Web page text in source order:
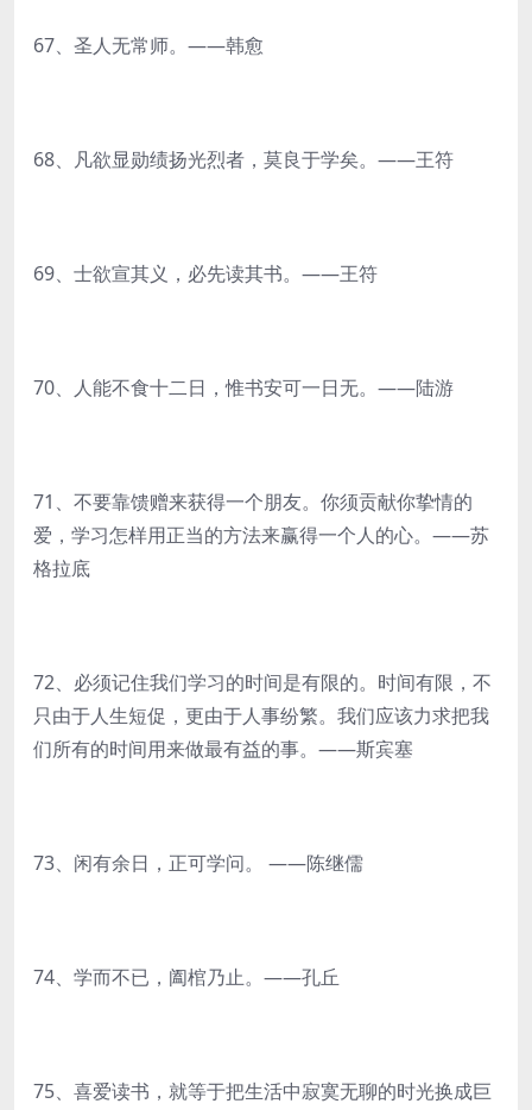
67、圣人无常师。——韩愈
68、凡欲显勋绩扬光烈者，莫良于学矣。——王符
69、士欲宣其义，必先读其书。——王符
70、人能不食十二日，惟书安可一日无。——陆游
71、不要靠馈赠来获得一个朋友。你须贡献你挚情的
爱，学习怎样用正当的方法来赢得一个人的心。——苏
格拉底
72、必须记住我们学习的时间是有限的。时间有限，不
只由于人生短促，更由于人事纷繁。我们应该力求把我
们所有的时间用来做最有益的事。——斯宾塞
73、闲有余日，正可学问。 ——陈继儒
74、学而不已，阖棺乃止。——孔丘
75、喜爱读书，就等于把生活中寂寞无聊的时光换成巨